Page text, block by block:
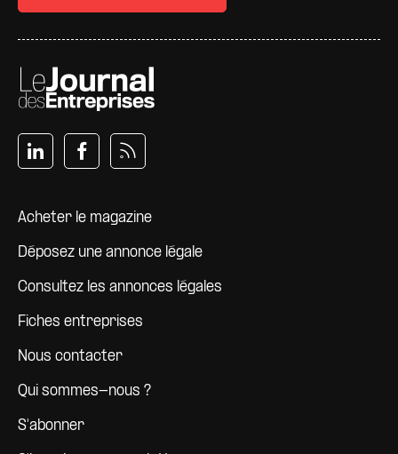
Pied de page
Acheter le magazine
Déposez une annonce légale
Consultez les annonces légales
Fiches entreprises
Nous contacter
Qui sommes-nous ?
S'abonner